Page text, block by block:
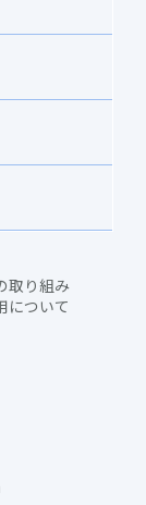
取り組み
について